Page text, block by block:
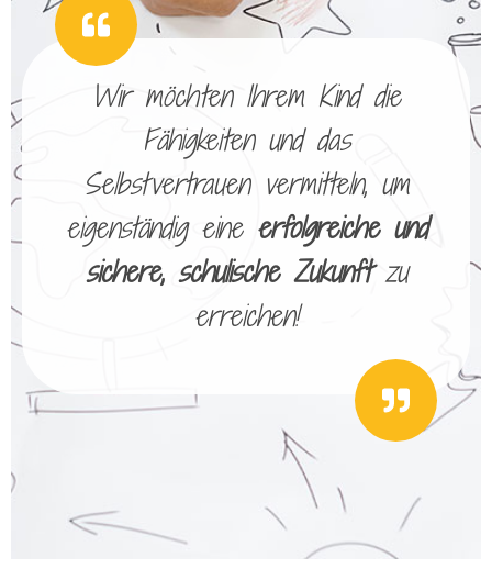
Wir möchten Ihrem Kind die
Fähigkeiten und das
Selbstvertrauen vermitteln, um
eigenständig eine erfolgreiche und
sichere, schulische Zukunftzu
erreichen!